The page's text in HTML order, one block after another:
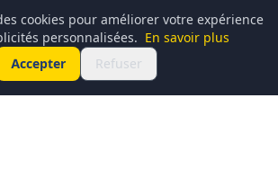
cookies pour améliorer votre expérience
personnalisées. En savoir plus
Accepter
Refuser